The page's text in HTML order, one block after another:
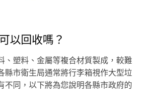
以回收嗎？
、塑料、金屬等複合材質製成，較難
縣市衛生局通常將行李箱視作大型垃
不同，以下將為您說明各縣市政府的